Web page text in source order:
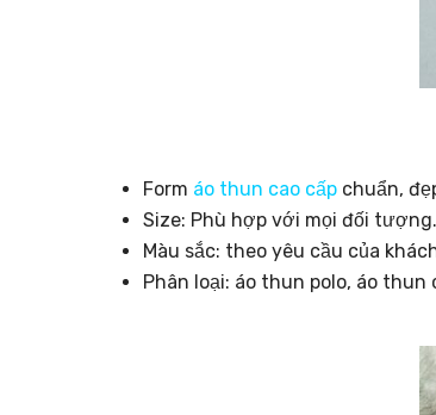
Form áo thun cao cấp chuẩn,
Size: Phù hợp với mọi đối tượng.
Màu sắc: theo yêu cầu của
Phân loại: áo thun polo, áo